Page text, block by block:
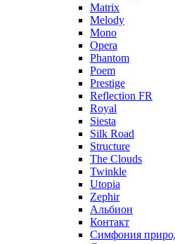
Matrix
Melody
Mono
Opera
Phantom
Poem
Prestige
Reflection FR
Royal
Siesta
Silk Road
Structure
The Clouds
Twinkle
Utopia
Zephir
Альбион
Контакт
Симфония